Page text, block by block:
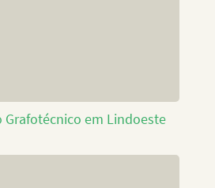
Grafotécnico em Lindoeste